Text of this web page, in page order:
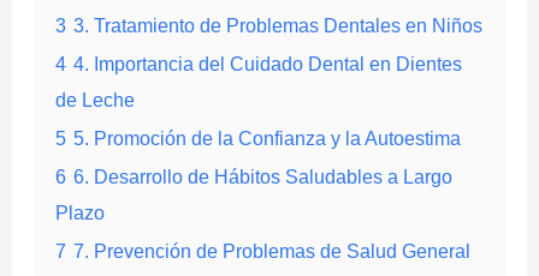
3 3. Tratamiento de Problemas Dentales en Niños
4 4. Importancia del Cuidado Dental en Dientes
de Leche
5 5. Promoción de la Confianza y la Autoestima
6 6. Desarrollo de Hábitos Saludables a Largo
Plazo
7 7. Prevención de Problemas de Salud General